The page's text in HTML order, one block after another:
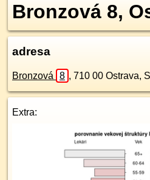
Bronzová 8,
adresa
Bronzová 8 , 710 00 Ostrava,
Extra: